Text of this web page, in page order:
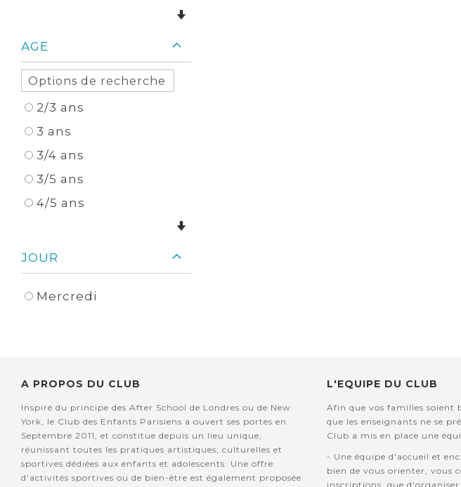
AGE
2/3 ans
3 ans
3/4 ans
3/5 ans
4/5 ans
JOUR
Mercredi
A PROPOS DU CLUB
Inspiré du principe des After School de Londres ou de New
York, le Club des Enfants Parisiens a ouvert ses portes en
Septembre 2011, et constitue depuis un lieu unique,
réunissant toutes les pratiques artistiques, culturelles et
sportives dédiées aux enfants et adolescents. Une offre
d'activités sportives ou de bien-être est également proposée
L'EQUIPE DU CLUB
Afin que vos familles soient
que les enseignants ne se
Club a mis en place une
- Une équipe d'accueil et
bien de vous orienter, vous
inscriptions, que